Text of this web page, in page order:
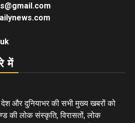
में
और दुनियाभर की सभी मुख्य खबरों को
की लोक संस्कृति, विरासतों, लोक